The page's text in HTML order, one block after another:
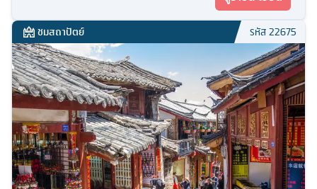
ชมสถาปัตย์ รหัส22675